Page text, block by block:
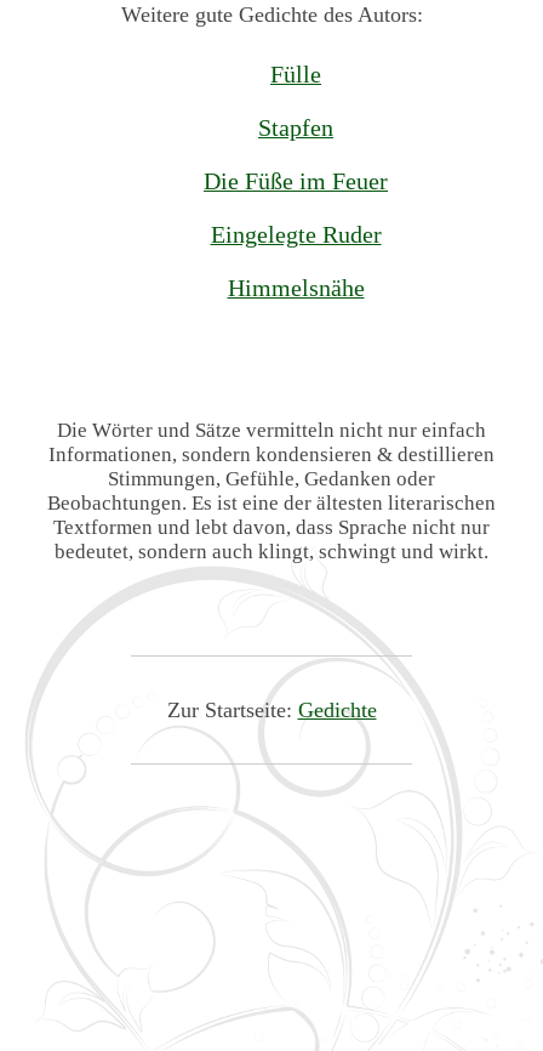
Weitere gute Gedichte des Autors:
Fülle
Stapfen
Die Füße im Feuer
Eingelegte Ruder
Himmelsnähe
Die Wörter und Sätze vermitteln nicht nur einfach
Informationen, sondern kondensieren & destillieren
Stimmungen, Gefühle, Gedanken oder
Beobachtungen. Es ist eine der ältesten literarischen
Textformen und lebt davon, dass Sprache nicht nur
bedeutet, sondern auch klingt, schwingt und wirkt.
Zur Startseite: Gedichte